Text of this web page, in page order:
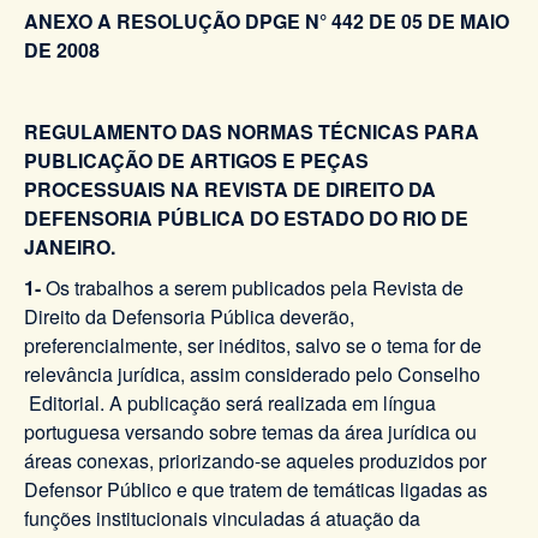
ANEXO A RESOLUÇÃO DPGE N° 442 DE 05 DE MAIO
DE 2008
REGULAMENTO DAS NORMAS TÉCNICAS PARA
PUBLICAÇÃO DE ARTIGOS E PEÇAS
PROCESSUAIS NA REVISTA DE DIREITO DA
DEFENSORIA PÚBLICA DO ESTADO DO RIO DE
JANEIRO.
1-Os trabalhos a serem publicados pela Revista de
Direito da Defensoria Pública deverão,
preferencialmente, ser inéditos, salvo se o tema for de
relevância jurídica, assim considerado pelo Conselho
Editorial. A publicação será realizada em língua
portuguesa versando sobre temas da área jurídica ou
áreas conexas, priorizando-se aqueles produzidos por
Defensor Público e que tratem de temáticas ligadas as
funções institucionais vinculadas á atuação da